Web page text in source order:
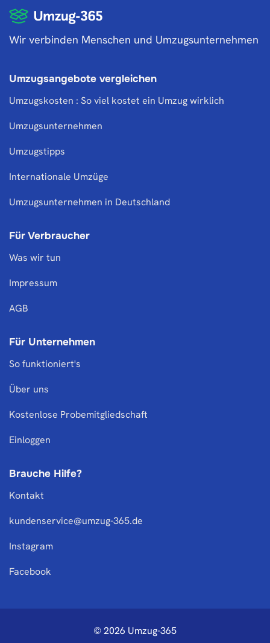
Wir verbinden Menschen und Umzugsunternehmen
Umzugsangebote vergleichen
Umzugskosten : So viel kostet ein Umzug wirklich
Umzugsunternehmen
Umzugstipps
Internationale Umzüge
Umzugsunternehmen in Deutschland
Für Verbraucher
Was wir tun
Impressum
AGB
Für Unternehmen
So funktioniert's
Über uns
Kostenlose Probemitgliedschaft
Einloggen
Brauche Hilfe?
Kontakt
kundenservice@umzug-365.de
Instagram
Facebook
© 2026 Umzug-365